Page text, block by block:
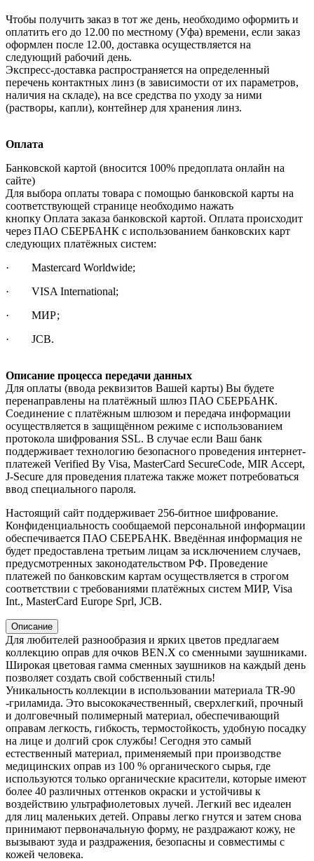
Чтобы получить заказ в тот же день, необходимо оформить и
оплатить его до 12.00 по местному (Уфа) времени, если заказ
оформлен после 12.00, доставка осуществляется на
следующий рабочий день.
Экспресс-доставка распространяется на определенный
перечень контактных линз (в зависимости от их параметров,
наличия на складе), на все средства по уходу за ними
(растворы, капли), контейнер для хранения линз.
Оплата
Банковской картой (вносится 100% предоплата онлайн на
сайте)
Для выбора оплаты товара с помощью банковской карты на
соответствующей странице необходимо нажать
кнопку Оплата заказа банковской картой. Оплата происходит
через ПАО СБЕРБАНК с использованием банковских карт
следующих платёжных систем:
· Mastercard Worldwide;
· VISA International;
· МИР;
· JCB.
Описание процесса передачи данных
Для оплаты (ввода реквизитов Вашей карты) Вы будете
перенаправлены на платёжный шлюз ПАО СБЕРБАНК.
Соединение с платёжным шлюзом и передача информации
осуществляется в защищённом режиме с использованием
протокола шифрования SSL. В случае если Ваш банк
поддерживает технологию безопасного проведения интернет-
платежей Verified By Visa, MasterCard SecureCode, MIR Accept,
J-Secure для проведения платежа также может потребоваться
ввод специального пароля.
Настоящий сайт поддерживает 256-битное шифрование.
Конфиденциальность сообщаемой персональной информации
обеспечивается ПАО СБЕРБАНК. Введённая информация не
будет предоставлена третьим лицам за исключением случаев,
предусмотренных законодательством РФ. Проведение
платежей по банковским картам осуществляется в строгом
соответствии с требованиями платёжных систем МИР, Visa
Int., MasterCard Europe Sprl, JCB.
Описание
Для любителей разнообразия и ярких цветов предлагаем
коллекцию оправ для очков BEN.X со сменными заушниками.
Широкая цветовая гамма сменных заушников на каждый день
позволяет создать свой собственный стиль!
Уникальность коллекции в использовании материала TR-90
-гриламида. Это высококачественный, сверхлегкий, прочный
и долговечный полимерный материал, обеспечивающий
оправам легкость, гибкость, термостойкость, удобную посадку
на лице и долгий срок службы! Сегодня это самый
естественный материал, применяемый при производстве
медицинских оправ из 100 % органического сырья, где
используются только органические красители, которые имеют
более 40 различных оттенков окраски и устойчивы к
воздействию ультрафиолетовых лучей. Легкий вес идеален
для лиц маленьких детей. Оправы легко гнутся и затем снова
принимают первоначальную форму, не раздражают кожу, не
вызывают зуда и раздражения, безопасны и совместимы с
кожей человека.